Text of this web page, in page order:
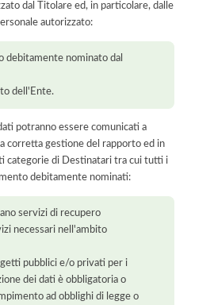
dal Titolare ed, in particolare, dalle
autorizzato:
debitamente nominato dal
dell'Ente.
potranno essere comunicati a
corretta gestione del rapporto ed in
categorie di Destinatari tra cui tutti i
debitamente nominati:
servizi di recupero
necessari nell'ambito
pubblici e/o privati per i
dei dati è obbligatoria o
ad obblighi di legge o